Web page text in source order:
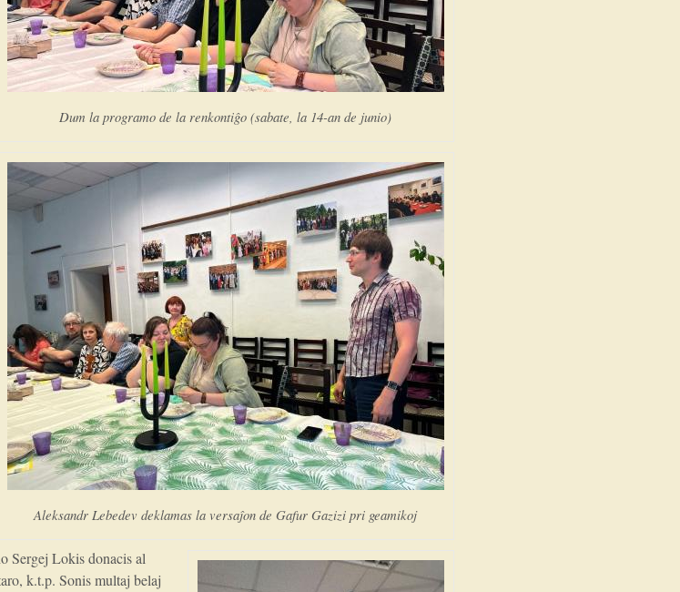
Dum la programo de la renkontiĝo (sabate, la 14-an de junio)
Aleksandr Lebedev deklamas la versaĵon de Gafur Gazizi pri geamikoj
Sergej Lokis donacis al
k.t.p. Sonis multaj belaj